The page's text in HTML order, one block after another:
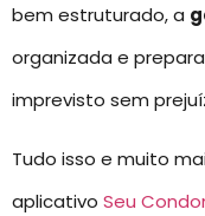
bem estruturado, a
organizada e
imprevisto sem
Tudo isso e muito
aplicativo Seu